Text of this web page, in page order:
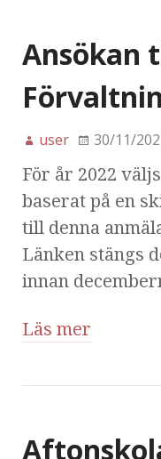
Ansökan
user 30/11/
För år 2022
baserat på en
till denna
Länken stängs
innan
Läs mer